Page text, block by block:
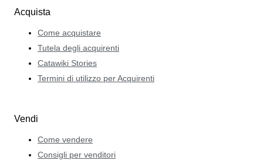
Acquista
Come acquistare
Tutela degli acquirenti
Catawiki Stories
Termini di utilizzo per Acquirenti
Vendi
Come vendere
Consigli per venditori